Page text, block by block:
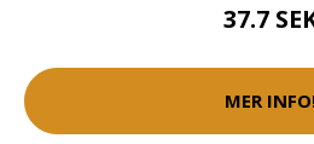
37.7
MER